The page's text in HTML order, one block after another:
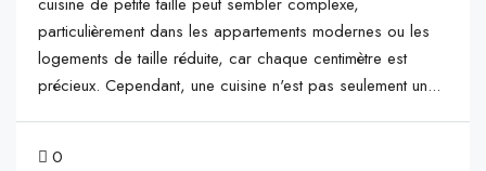
particulièrement dans les appartements modernes ou les
logements de taille réduite, car chaque centimètre est
précieux. Cependant, une cuisine n'est pas seulement un...
0